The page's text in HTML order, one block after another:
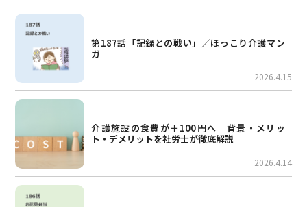
第187話「記録との戦い」／ほっこり介護マン
ガ
2026.4.15
介護施設の食費が＋100円へ｜背景・メリッ
ト・デメリットを社労士が徹底解説
2026.4.14